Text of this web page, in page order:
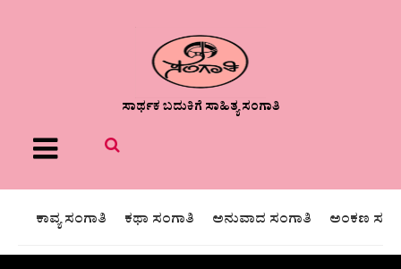
ಸಾರ್ಥಕ ಬದುಕಿಗೆ ಸಾಹಿತ್ಯ ಸಂಗಾತಿ
Menu
ಕಾವ್ಯ ಸಂಗಾತಿ ಕಥಾ ಸಂಗಾತಿ ಅನುವಾದ ಸಂಗಾತಿ ಅಂಕಣ